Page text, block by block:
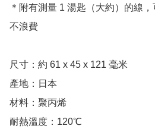
＊附有測量 1 湯匙（大約）的線
不浪費
尺寸：約 61 x 45 x 121 毫米
產地：日本
材料：聚丙烯
耐熱溫度：120℃